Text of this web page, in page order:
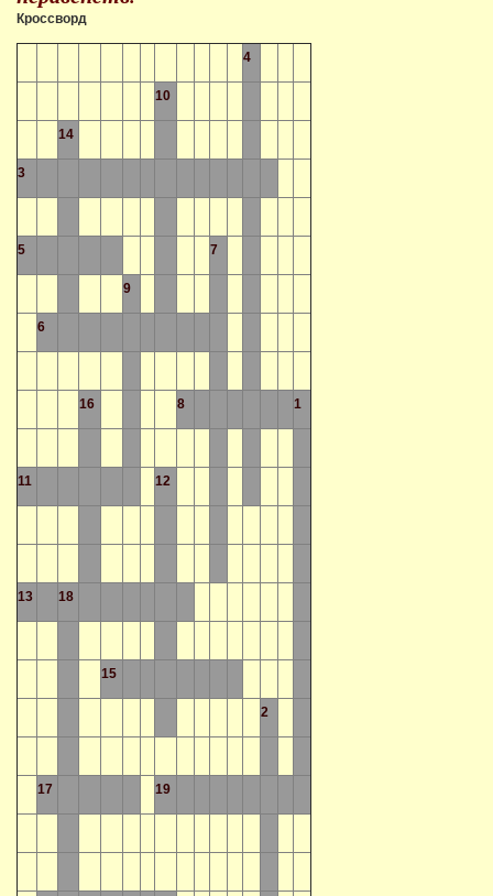
Кроссворд
4
10
14
3
5 7
9
6
16 8 1
11 12
13 18
15
2
17 19